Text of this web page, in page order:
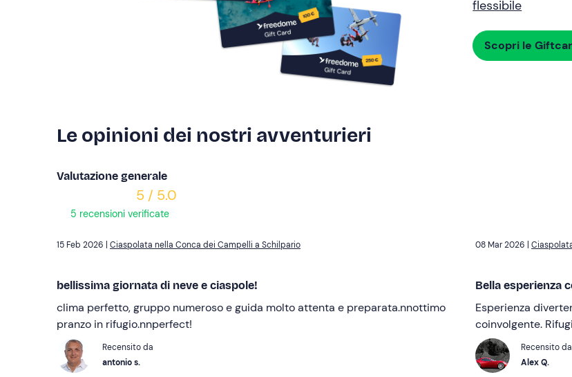
flessibile
Scopri le
Le opinioni dei nostri avventurieri
Valutazione generale
5 / 5.0
5 recensioni verificate
Ciaspolata nella Conca dei Campelli a Schilpario
bellissima giornata di neve e ciaspole!
clima perfetto, gruppo numeroso e guida molto attenta e preparata.nnottimo
pranzo in rifugio.nnperfect!
Recensito da
antonio s.
Bella esperienza
Esperienza
coinvolgente.
Recensito da
Alex Q.